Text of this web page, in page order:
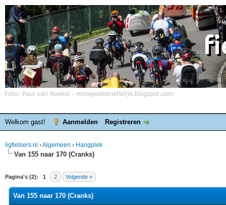
Welkom gast! Aanmelden Registreren
ligfietsers.nl ›Algemeen › Hangplek
Van 155 naar 170 (Cranks)
Pagina's (2): 1 2 Volgende »
waardering is 0
Van 155 naar 170 (Cranks)